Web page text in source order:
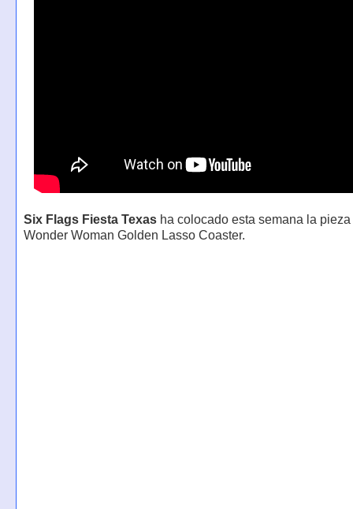
Six Flags Fiesta Texasha colocado esta semana la pieza
Wonder Woman Golden Lasso Coaster.